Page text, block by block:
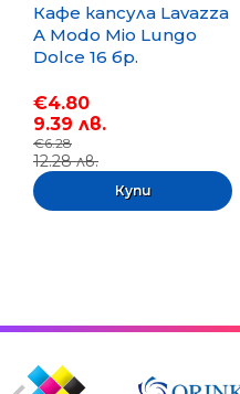
Кафе капсула Lavazza
A Modo Mio Lungo
Dolce 16 бр.
€4.80
9.39 лв.
€6.28
12.28 лв.